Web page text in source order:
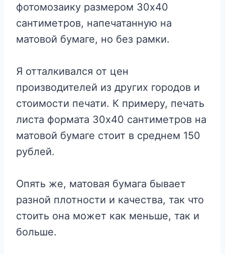
фотомозаику размером 30х40
сантиметров, напечатанную на
матовой бумаге, но без рамки.
Я отталкивался от цен
производителей из других городов и
стоимости печати. К примеру, печать
листа формата 30х40 сантиметров на
матовой бумаге стоит в среднем 150
рублей.
Опять же, матовая бумага бывает
разной плотности и качества, так что
стоить она может как меньше, так и
больше.